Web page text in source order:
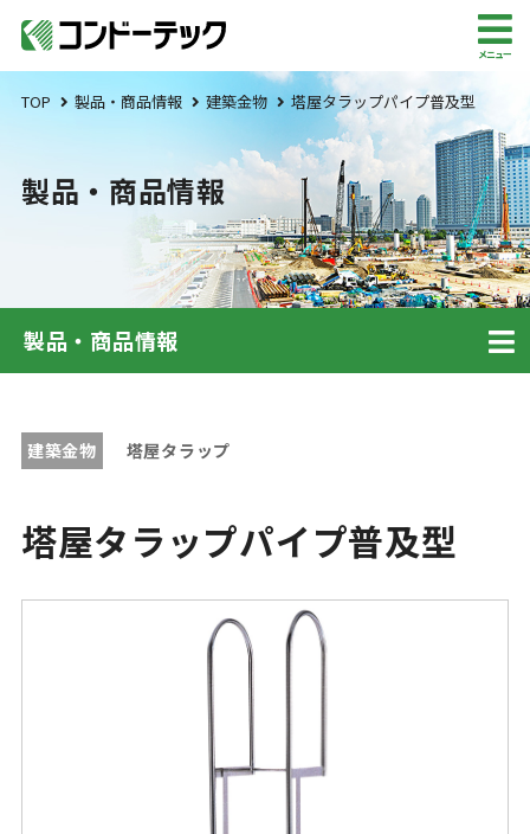
メニュー
TOP 製品・商品情報 建築金物 塔屋タラップパイプ普及型
製品・商品情報
製品・商品情報
建築金物 塔屋タラップ
塔屋タラップパイプ普及型